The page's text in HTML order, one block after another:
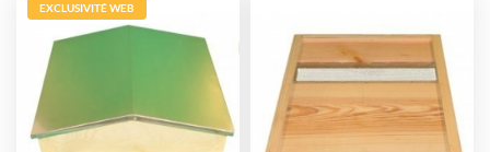
EXCLUSIVITÉ WEB